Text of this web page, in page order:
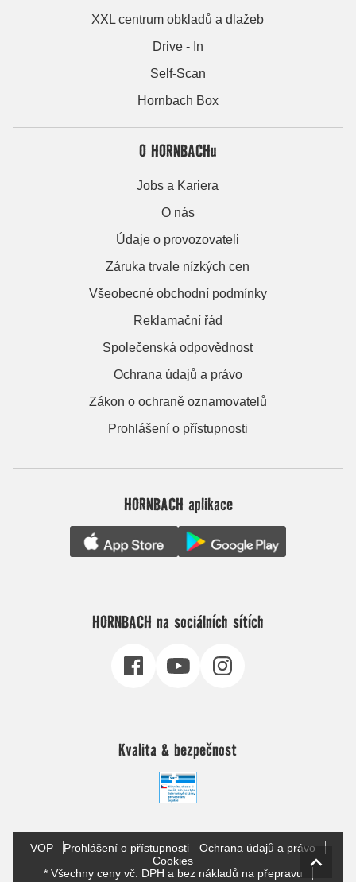
XXL centrum obkladů a dlažeb
Drive - In
Self-Scan
Hornbach Box
O HORNBACHu
Jobs a Kariera
O nás
Údaje o provozovateli
Záruka trvale nízkých cen
Všeobecné obchodní podmínky
Reklamační řád
Společenská odpovědnost
Ochrana údajů a právo
Zákon o ochraně oznamovatelů
Prohlášení o přístupnosti
HORNBACH aplikace
HORNBACH na sociálních sítích
Kvalita & bezpečnost
VOP Prohlášení o přístupnosti
Ochrana údajů a právo
Cookies
* Všechny ceny vč. DPH a bez nákladů na přepravu